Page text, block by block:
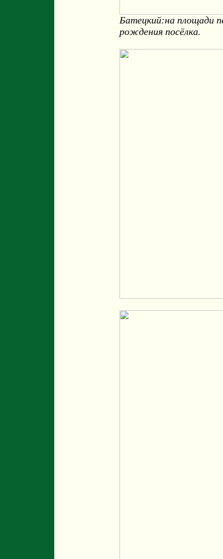
Батецкий:на площади
рождения посёлка.